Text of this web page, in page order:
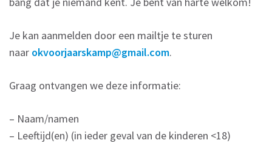
Je kan aanmelden door een mailtje te sturen
naar okvoorjaarskamp@gmail.com.
Graag ontvangen we deze informatie:
– Naam/namen
– Leeftijd(en) (in ieder geval van de kinderen <18)